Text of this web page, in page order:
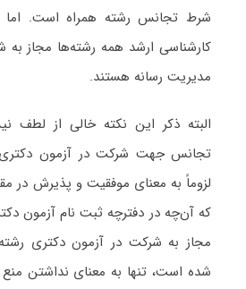
شرط تجانس رشته همراه است. اما
کارشناسی ارشد همه رشته‌ها مجاز
مدیریت رسانه هستند.
البته ذکر این نکته خالی از
تجانس جهت شرکت در آزمون دکتری
لزوماً به معنای موفقیت و پذیرش در
که آن‌چه در دفترچه ثبت نام آزمون
مجاز به شرکت در آزمون دکتری
شده است، تنها به معنای نداشتن